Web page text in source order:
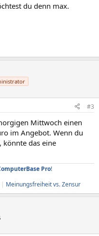
du denn max.
#3
Mittwoch einen
im Angebot. Wenn du
das eine
Pro!
| Meinungsfreiheit vs. Zensur